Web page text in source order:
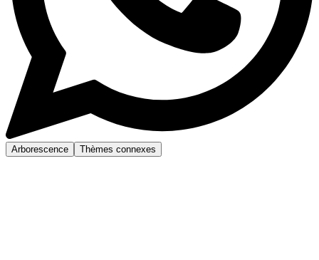
Arborescence Thèmes connexes